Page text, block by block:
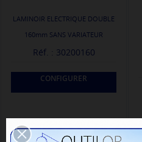
LAMINOIR ELECTRIQUE DOUBLE
160mm SANS VARIATEUR
Réf. : 30200160
CONFIGURER